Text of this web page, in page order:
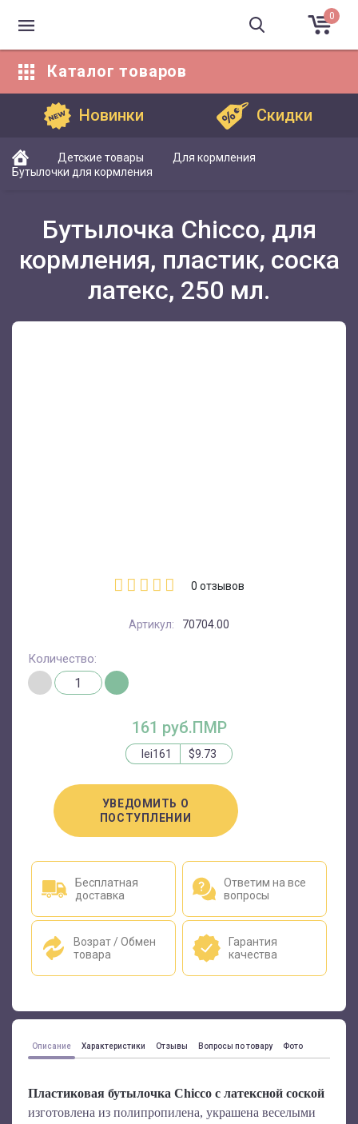
0
Каталог товаров
Новинки Скидки
Детские товары
Для кормления
Бутылочки для кормления
Бутылочка Chicco, для
кормления, пластик, соска
латекс, 250 мл.
0 отзывов
Артикул: 70704.00
161 руб.ПМР
lei161 $9.73
УВЕДОМИТЬ О
ПОСТУПЛЕНИИ
Количество:
Бесплатная
доставка
Ответим на все
вопросы
Возрат / Обмен
товара
Гарантия
качества
Описание Характеристики Отзывы Вопросы по товару Фото
Пластиковая бутылочка Chicco с латексной соской
изготовлена из полипропилена, украшена веселыми